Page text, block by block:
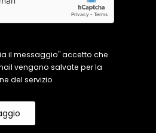
il messaggio" accetto che
vengano salvate per la
del servizio